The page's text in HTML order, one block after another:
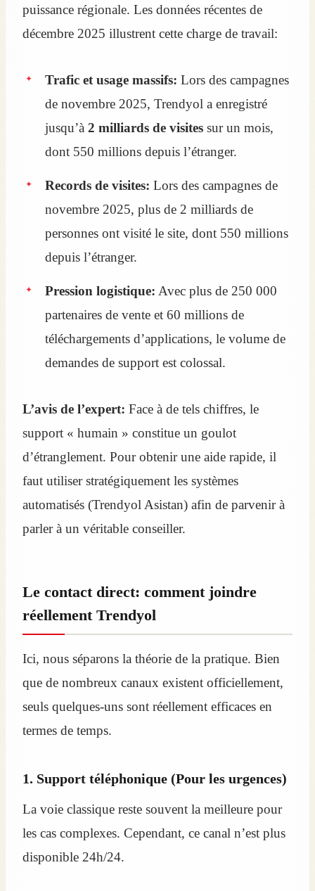
puissance régionale. Les données récentes de
décembre 2025 illustrent cette charge de travail:
Trafic et usage massifs: Lors des campagnes
de novembre 2025, Trendyol a enregistré
jusqu’à 2 milliards de visites sur un mois,
dont 550 millions depuis l’étranger.
Records de visites: Lors des campagnes de
novembre 2025, plus de 2 milliards de
personnes ont visité le site, dont 550 millions
depuis l’étranger.
Pression logistique: Avec plus de 250 000
partenaires de vente et 60 millions de
téléchargements d’applications, le volume de
demandes de support est colossal.
L’avis de l’expert: Face à de tels chiffres, le
support « humain » constitue un goulot
d’étranglement. Pour obtenir une aide rapide, il
faut utiliser stratégiquement les systèmes
automatisés (Trendyol Asistan) afin de parvenir à
parler à un véritable conseiller.
Le contact direct: comment joindre
réellement Trendyol
Ici, nous séparons la théorie de la pratique. Bien
que de nombreux canaux existent officiellement,
seuls quelques-uns sont réellement efficaces en
termes de temps.
1. Support téléphonique (Pour les urgences)
La voie classique reste souvent la meilleure pour
les cas complexes. Cependant, ce canal n’est plus
disponible 24h/24.